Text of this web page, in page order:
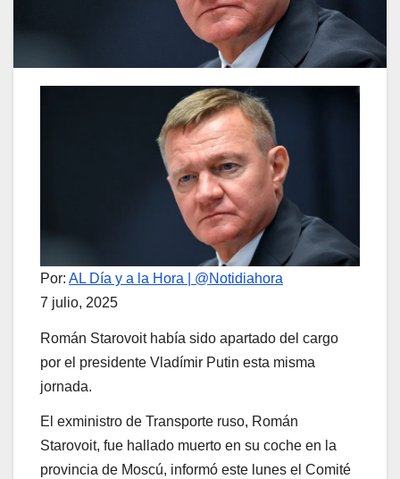
Por: AL Día y a la Hora | @Notidiahora
7 julio, 2025
Román Starovoit había sido apartado del cargo
por el presidente Vladímir Putin esta misma
jornada.
El exministro de Transporte ruso, Román
Starovoit, fue hallado muerto en su coche en la
provincia de Moscú, informó este lunes el Comité